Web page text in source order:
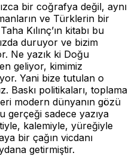
bir coğrafya değil, aynı
ve Türklerin bir
Kılınç’ın kitabı bu
duruyor ve bizim
Ne yazık ki Doğu
geliyor, kimimiz
Yani bize tutulan o
Baskı politikaları, toplama
modern dünyanın gözü
gerçeği sadece yazıya
kalemiyle, yüreğiyle
bir çağın vicdanı
getirmiştir.